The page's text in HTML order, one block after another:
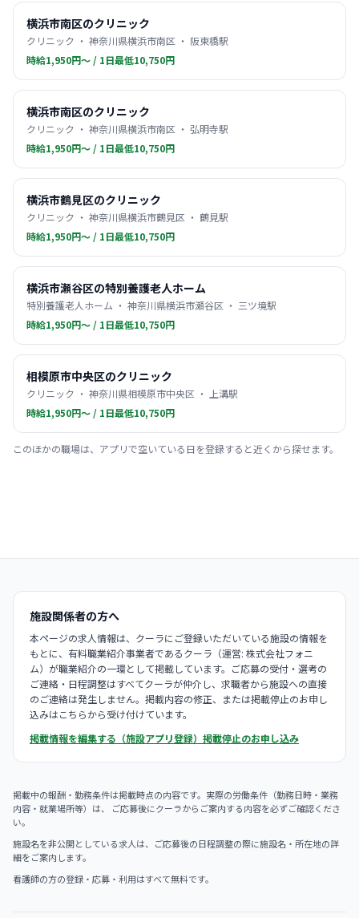
横浜市南区のクリニック
クリニック ・ 神奈川県横浜市南区 ・ 阪東橋駅
時給1,950円〜 / 1日最低10,750円
横浜市南区のクリニック
クリニック ・ 神奈川県横浜市南区 ・ 弘明寺駅
時給1,950円〜 / 1日最低10,750円
横浜市鶴見区のクリニック
クリニック ・ 神奈川県横浜市鶴見区 ・ 鶴見駅
時給1,950円〜 / 1日最低10,750円
横浜市瀬谷区の特別養護老人ホーム
特別養護老人ホーム ・ 神奈川県横浜市瀬谷区 ・ 三ツ境駅
時給1,950円〜 / 1日最低10,750円
相模原市中央区のクリニック
クリニック ・ 神奈川県相模原市中央区 ・ 上溝駅
時給1,950円〜 / 1日最低10,750円
このほかの職場は、アプリで空いている日を登録すると近くから探せます。
施設関係者の方へ
本ページの求人情報は、クーラにご登録いただいている施設の情報を
もとに、有料職業紹介事業者であるクーラ（運営: 株式会社フォニ
ム）が職業紹介の一環として掲載しています。ご応募の受付・選考の
ご連絡・日程調整はすべてクーラが仲介し、求職者から施設への直接
のご連絡は発生しません。掲載内容の修正、または掲載停止のお申し
込みはこちらから受け付けています。
掲載情報を編集する（施設アプリ登録） 掲載停止のお申し込み
掲載中の報酬・勤務条件は掲載時点の内容です。実際の労働条件（勤務日時・業務
内容・就業場所等）は、 ご応募後にクーラからご案内する内容を必ずご確認くださ
い。
施設名を非公開としている求人は、ご応募後の日程調整の際に施設名・所在地の詳
細をご案内します。
看護師の方の登録・応募・利用はすべて無料です。